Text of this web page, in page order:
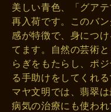
美しい青色、「グア
再入荷です。このバ
感が特徴で、身につ
てます。自然の芸術
らぎをもたらし、ポ
る手助けをしてくれる
マヤ文明では、翡翠
病気の治療にも使われ